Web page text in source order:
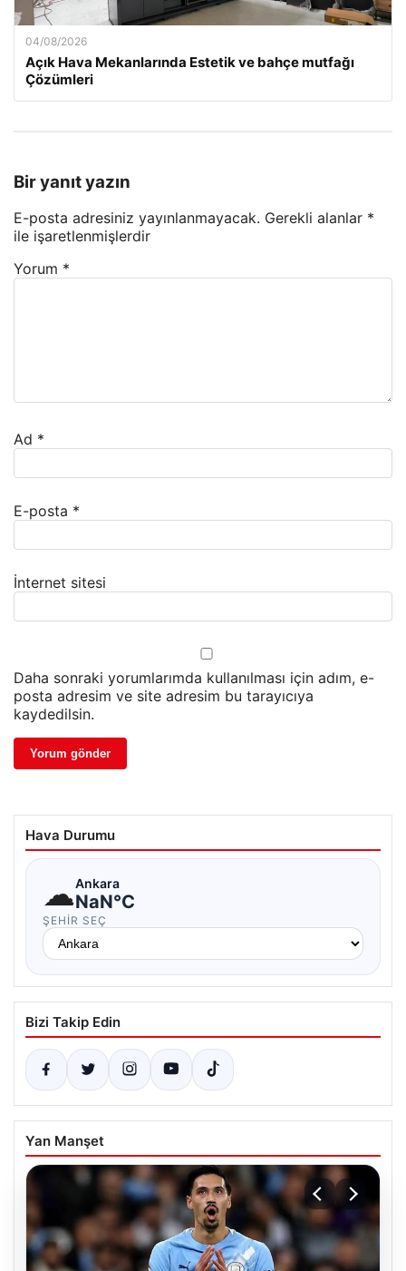
04/08/2026
Açık Hava Mekanlarında Estetik ve bahçe mutfağı
Çözümleri
Bir yanıt yazın
E-posta adresiniz yayınlanmayacak. Gerekli alanlar *
ile işaretlenmişlerdir
Yorum *
Ad *
E-posta *
İnternet sitesi
Daha sonraki yorumlarımda kullanılması için adım, e-
posta adresim ve site adresim bu tarayıcıya
kaydedilsin.
Hava Durumu
☁Ankara
NaN°C
ŞEHIR SEÇ
Bizi Takip Edin
Yan Manşet